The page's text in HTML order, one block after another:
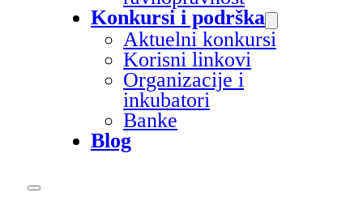
Konkursi i podrška
Aktuelni konkursi
Korisni linkovi
Organizacije i
inkubatori
Banke
Blog